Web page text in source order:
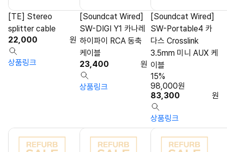
[TE] Stereo
splitter cable
22,000
원
상품링크
[Soundcat Wired]
SW-DIGI Y1 카나레
하이파이 RCA 동축
케이블
23,400
원
상품링크
[Soundcat Wired]
SW-Portable4 카
다스 Crosslink
3.5mm 미니 AUX 케
이블
83,300 원
98,000원
15%
상품링크